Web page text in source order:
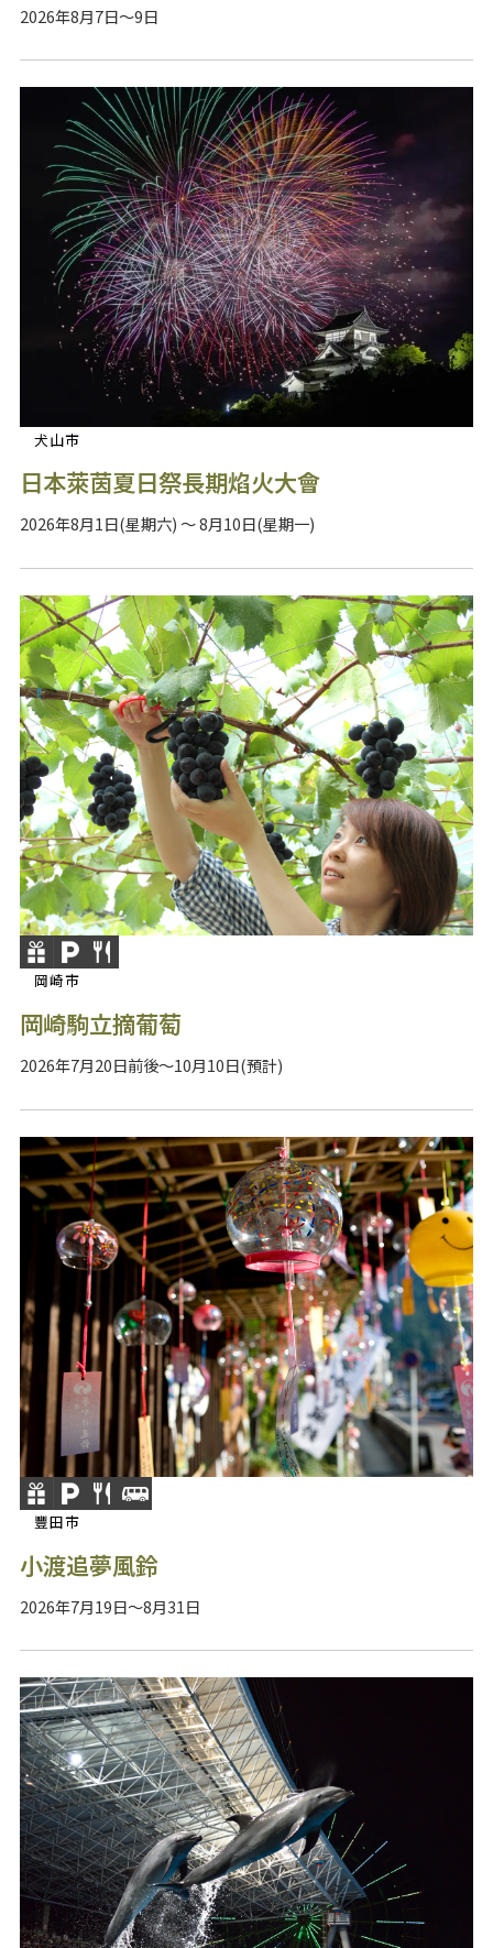
2026年8月7日～9日
犬山市
日本萊茵夏日祭長期焰火大會
2026年8月1日(星期六) ～ 8月10日(星期一)
岡崎市
岡崎駒立摘葡萄
2026年7月20日前後～10月10日(預計)
豐田市
小渡追夢風鈴
2026年7月19日～8月31日